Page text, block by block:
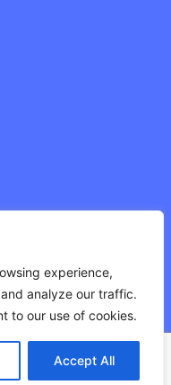
experience,
analyze our traffic.
to our use of cookies.
Accept All